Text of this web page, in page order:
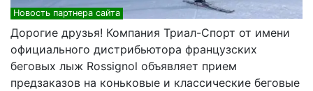
Новость партнера сайта
Дорогие друзья! Компания Триал-Спорт от имени
официального дистрибьютора французских
беговых лыж Rossignol объявляет прием
предзаказов на коньковые и классические беговые